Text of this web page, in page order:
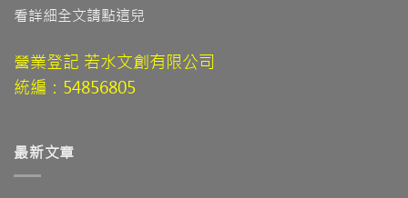
看詳細全文請點這兒
營業登記 若水文創有限公司
統編：54856805
最新文章